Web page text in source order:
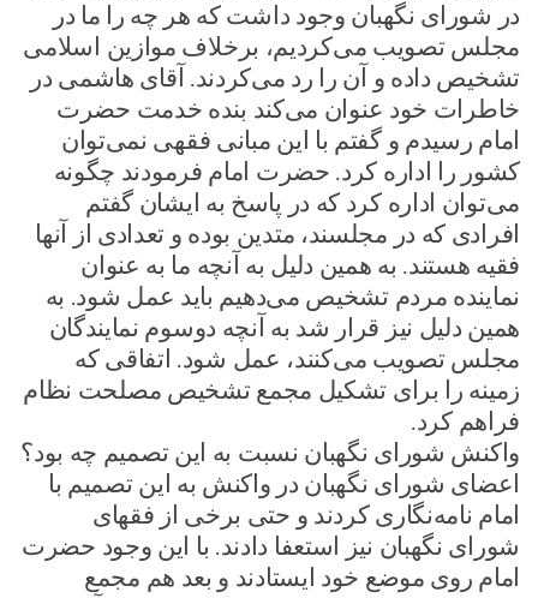
در شورای نگهبان وجود داشت که هر چه را ما در
مجلس تصویب می‌کردیم، برخلاف موازین اسلامی
تشخیص داده و آن را رد می‌کردند. آقای هاشمی در
خاطرات خود عنوان می‌کند بنده خدمت حضرت
امام رسیدم و گفتم با این مبانی فقهی نمی‌توان
کشور را اداره کرد. حضرت امام فرمودند چگونه
می‌توان اداره کرد که در پاسخ به ایشان گفتم
افرادی که در مجلسند، متدین بوده و تعدادی از آنها
فقیه هستند. به همین دلیل به آنچه ما به عنوان
نماینده مردم تشخیص می‌دهیم باید عمل شود. به
همین دلیل نیز قرار شد به آنچه دو‌سوم نمایندگان
مجلس تصویب می‌کنند، عمل شود. اتفاقی که
زمینه را برای تشکیل مجمع تشخیص مصلحت نظام
فراهم کرد.
واکنش شورای نگهبان نسبت به این تصمیم چه بود؟
اعضای شورای نگهبان در واکنش به این تصمیم با
امام نامه‌نگاری کردند و حتی برخی از فقهای
شورای نگهبان نیز استعفا دادند. با این وجود حضرت
امام روی موضع خود ایستادند و بعد هم مجمع